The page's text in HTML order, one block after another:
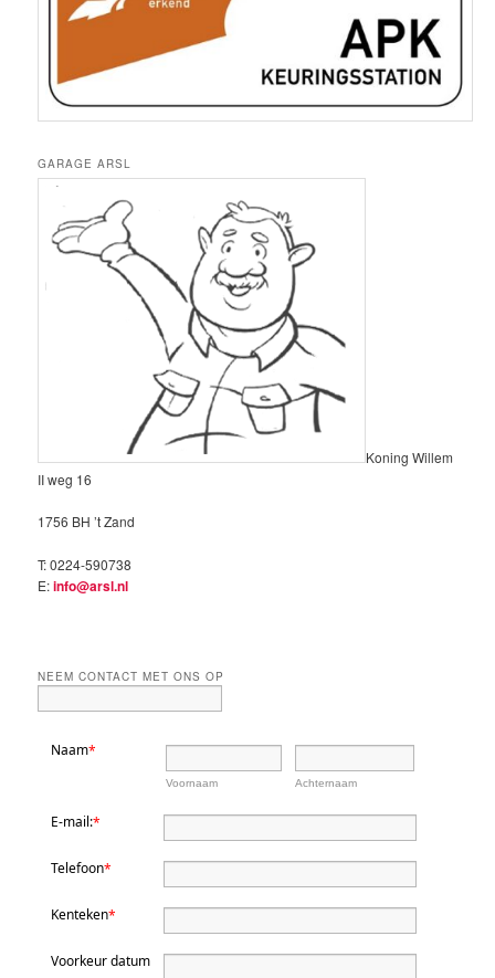
GARAGE ARSL
Koning Willem
II weg 16
1756 BH ’t Zand
T: 0224-590738
E:info@arsl.nl
NEEM CONTACT MET ONS OP
Naam*
Voornaam Achternaam
E-mail:*
Telefoon*
Kenteken*
Voorkeur datum